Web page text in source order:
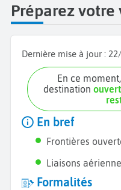
Préparez votre
Dernière mise à jour :
En ce moment, la Tunisie est une
destination
En bref
Frontières
Liaisons
Formalités